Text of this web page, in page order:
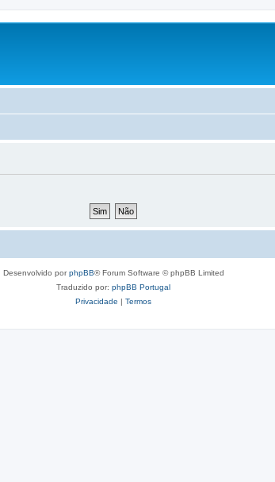
Desenvolvido porphpBB® Forum Software © phpBB Limited
Traduzido por: phpBB Portugal
Privacidade | Termos